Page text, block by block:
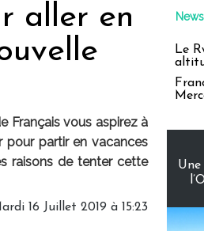
aller en
Français vous aspirez à
pour partir en vacances
raisons de tenter cette
16 Juillet 2019 à 15:23
News
Le
Une